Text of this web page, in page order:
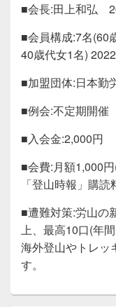
■会長:田上和弘
■会員構成:7名(60
40歳代女1名)
■加盟団体:日本勤
■例会:不定期開催
■入会金:2,000円
■会費:月額1,000
「登山時報」購
■遭難対策:労山の
上、最高10口(年
海外登山やトレッ
す。